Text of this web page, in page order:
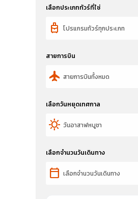
เลือกประเภททัวร์ที่ใช่
travel_luggage_and_bags
สายการบิน
flight
เลือกวันหยุดเทศกาล
sunny
เลือกจำนวนวันเดินทาง
calendar_today